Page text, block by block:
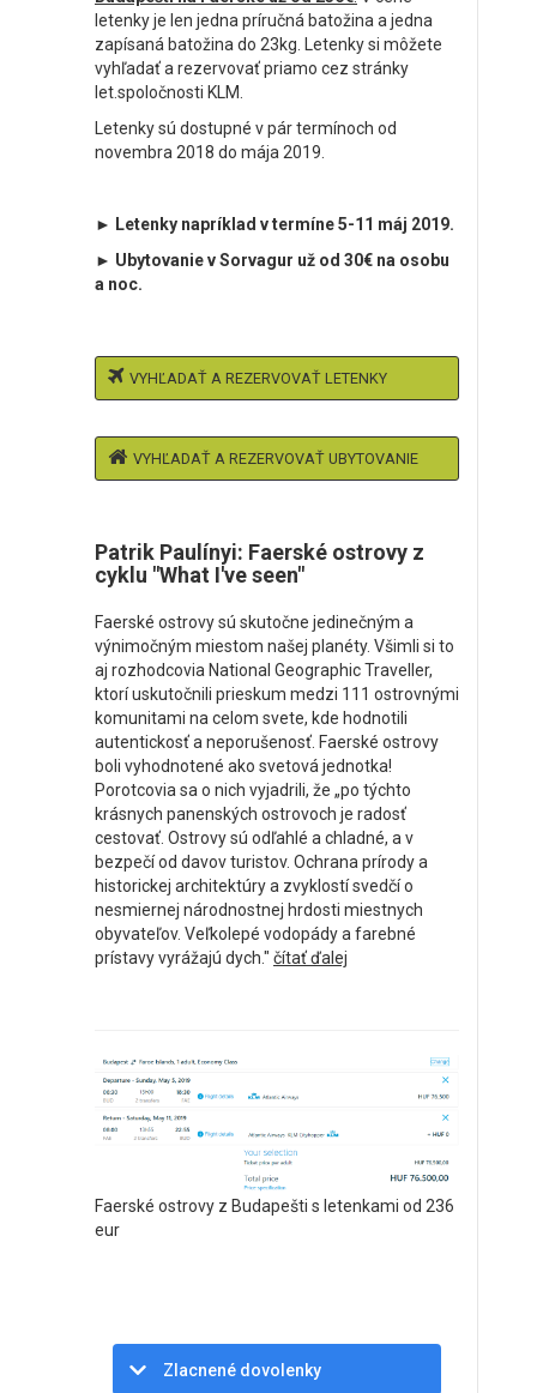
letenky je len jedna príručná batožina a jedna
zapísaná batožina do 23kg. Letenky si môžete
vyhľadať a rezervovať priamo cez stránky
let.spoločnosti KLM.
Letenky sú dostupné v pár termínoch od
novembra 2018 do mája 2019.
► Letenky napríklad v termíne 5-11 máj 2019.
► Ubytovanie v Sorvagur už od 30€ na osobu
a noc.
VYHĽADAŤ A REZERVOVAŤ LETENKY
VYHĽADAŤ A REZERVOVAŤ UBYTOVANIE
Patrik Paulínyi: Faerské ostrovy z
cyklu "What I've seen"
Faerské ostrovy sú skutočne jedinečným a
výnimočným miestom našej planéty. Všimli si to
aj rozhodcovia National Geographic Traveller,
ktorí uskutočnili prieskum medzi 111 ostrovnými
komunitami na celom svete, kde hodnotili
autentickosť a neporušenosť. Faerské ostrovy
boli vyhodnotené ako svetová jednotka!
Porotcovia sa o nich vyjadrili, že „po týchto
krásnych panenských ostrovoch je radosť
cestovať. Ostrovy sú odľahlé a chladné, a v
bezpečí od davov turistov. Ochrana prírody a
historickej architektúry a zvyklostí svedčí o
nesmiernej národnostnej hrdosti miestnych
obyvateľov. Veľkolepé vodopády a farebné
prístavy vyrážajú dych." čítať ďalej
Faerské ostrovy z Budapešti s letenkami od 236
eur
Zlacnené dovolenky